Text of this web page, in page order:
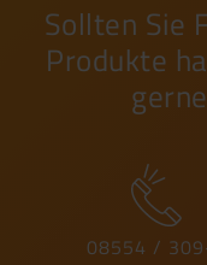
Sollten Sie
Produkte
08554 /